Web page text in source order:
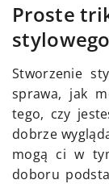
Proste
Stworzenie
sprawa, jak
tego, czy
dobrze
mogą ci w
doboru